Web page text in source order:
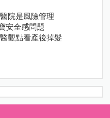
院是風險管理
安全感問題
觀點看產後掉髮